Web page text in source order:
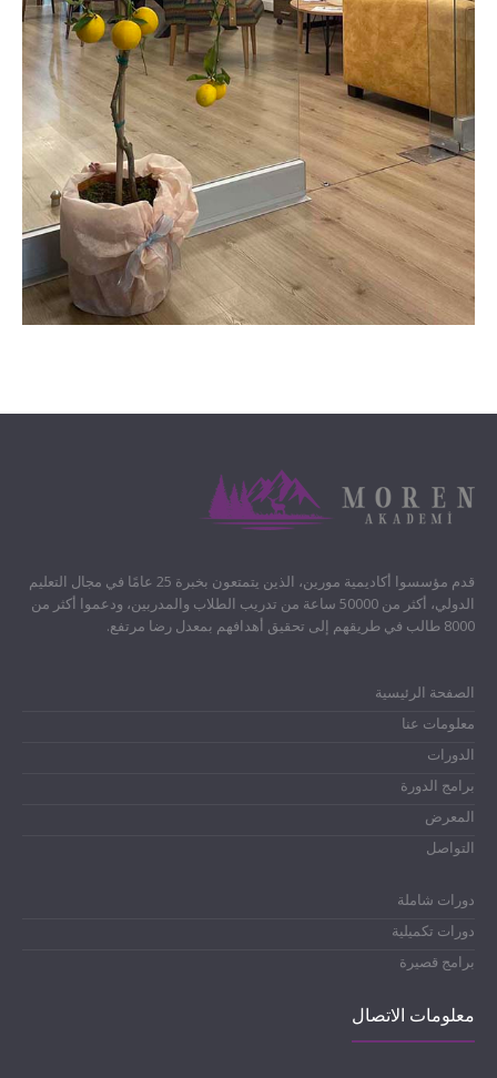
قدم مؤسسوا أكاديمية مورين، الذين يتمتعون بخبرة 25 عامًا في مجال التعليم
الدولي، أكثر من 50000 ساعة من تدريب الطلاب والمدربين، ودعموا أكثر من
8000 طالب في طريقهم إلى تحقيق أهدافهم بمعدل رضا مرتفع.
الصفحة الرئيسية
معلومات عنا
الدورات
برامج الدورة
المعرض
التواصل
دورات شاملة
دورات تكميلية
برامج قصيرة
معلومات الاتصال